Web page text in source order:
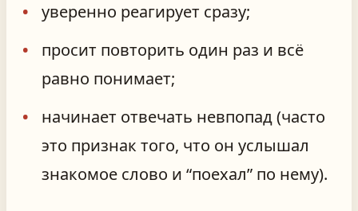
уверенно реагирует сразу;
просит повторить один раз и всё
равно понимает;
начинает отвечать невпопад (часто
это признак того, что он услышал
знакомое слово и “поехал” по нему).